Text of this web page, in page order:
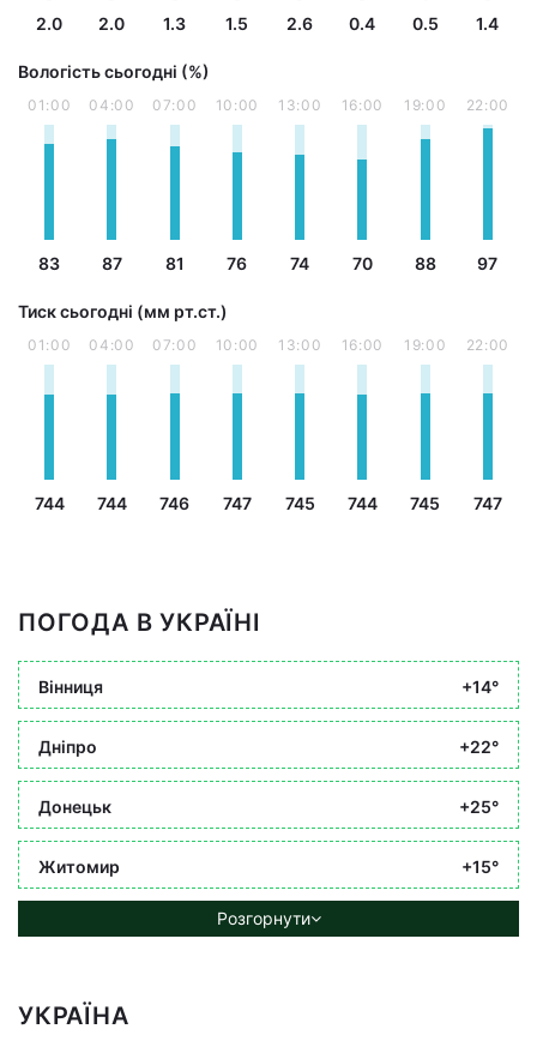
2.0 2.0 1.3 1.5 2.6 0.4 0.5 1.4
Вологість сьогодні (%)
01:00
83
04:00
87
07:00
81
10:00
76
13:00
74
16:00
70
19:00
88
22:00
97
Тиск сьогодні (мм рт.ст.)
01:00
744
04:00
744
07:00
746
10:00
747
13:00
745
16:00
744
19:00
745
22:00
747
ПОГОДА В УКРАЇНІ
Вінниця +14°
Дніпро +22°
Донецьк +25°
Житомир +15°
Розгорнути
УКРАЇНА